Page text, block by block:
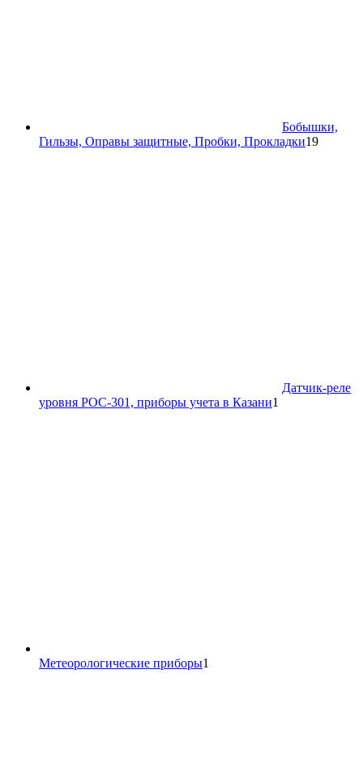
Бобышки,
Гильзы, Оправы защитные, Пробки, Прокладки1919
Датчик-реле
уровня РОС-301, приборы учета в Казани1
Метеорологические приборы1